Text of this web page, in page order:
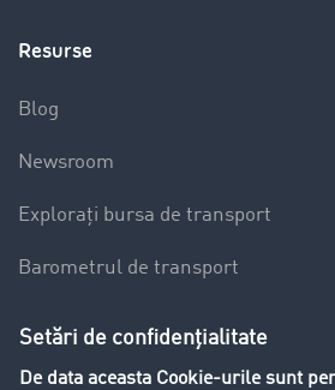
Resurse
Blog
Newsroom
Explorați bursa de transport
Barometrul de transport
Restricții de circulație pentru